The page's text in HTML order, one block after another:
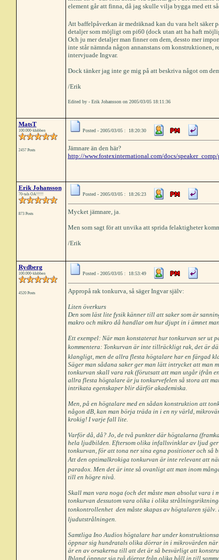
element går att finna, då jag skulle vilja bygga med ett
Att baffelpåverkan är medräknad kan du vara helt säker
detaljer som möjligt om pi60 (dock utan att ha haft
Och ju mer detaljer man finner om dem, dessto mer
inte står nämnda någon annanstans om konstruktionen,
intervjuade Ingvar.
Dock tänker jag inte ge mig på att beskriva något om
/Erik
Edited by - Erik Johansson on 2005/03/05 18:11:36
MatsT
100.000-klubben
2457 Posts
Posted - 2005/03/05 : 18:20:30
Jämnare än den här?
http://www.fostexinternational.com/docs/
Erik Johansson
70-tals OA!!!!!
873 Posts
Posted - 2005/03/05 : 18:26:23
Mycket jämnare, ja.
Men som sagt för att unvika att sprida felaktigheter
/Erik
Rydberg
100.000-klubben
4520 Posts
Posted - 2005/03/05 : 18:53:49
Appropå rak tonkurva, så säger Ingvar själv:
Liten överkurs
Den som läst lite fysik känner till att saker som är
makro och mikro då handlar om hur djupt in i ämnet
Ett exempel: När man konstaterat hur tonkurvan ser ut
kommentera: Tonkurvan är inte tillräckligt rak, det är
klangligt, men de allra flesta högtalare har en färgad
Säger man sådana saker ger man lätt intrycket att
tonkurvan skall vara rak (förutsatt att man utgår ifrån
allra flesta högtalare är ju tonkurvefelen så stora att
intrikata egenskaper blir därför akademiska.
Men, på en högtalare med en sådan konstruktion att
någon dB, kan man börja träda in i en ny värld,
krokig! I varje fall lite.
Varför då, då? Jo, de två punkter där högtalarna
hela ljudbilden. Eftersom olika infallsvinklar av ljud
tonkurvan, för att tona ner sina egna positioner och
Att den optimalkrokiga tonkurvan är inte relevant att
paradox. Men det är inte så ovanligt att man inom
till en högre nivå.
Skall man vara noga (och det måste man absolut vara
tonkurvan dessutom vara olika i olika
tonkontrollenhet  den måste skapas av högtalaren
ljudutstrålningen.
Samtliga Ino Audios högtalare har under
öppnar sig hundratals olika dörrar in i mikrovärden
är en av orsakerna till att det är så besvärligt att
Ibland öppnar sig två dörrar från olika håll in till